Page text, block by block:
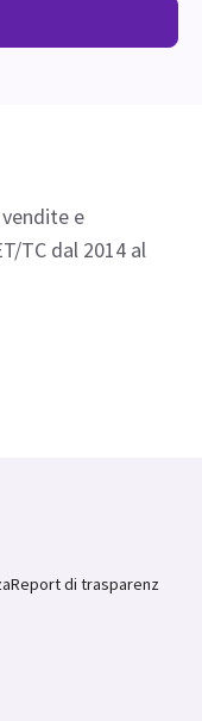
e
TC dal 2014 al
Report di trasparenz